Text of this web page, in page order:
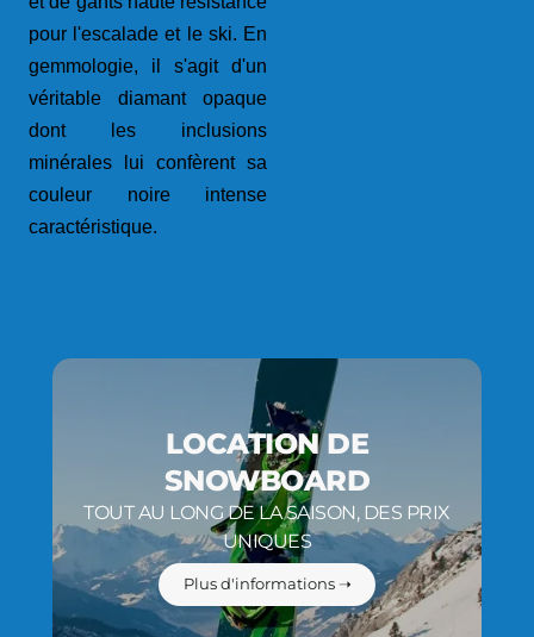
pour l'escalade et le ski. En
gemmologie, il s'agit d'un
véritable diamant opaque
dont les inclusions
minérales lui confèrent sa
couleur noire intense
caractéristique.
LOCATION DE
SNOWBOARD
TOUT AU LONG DE LA SAISON, DES PRIX
UNIQUES
Plus d'informations ➝